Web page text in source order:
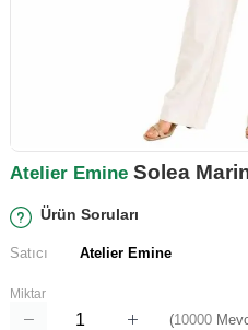
Atelier EmineSolea
Ürün Soruları
Satıcı Atelier Emine
Miktar
(10000